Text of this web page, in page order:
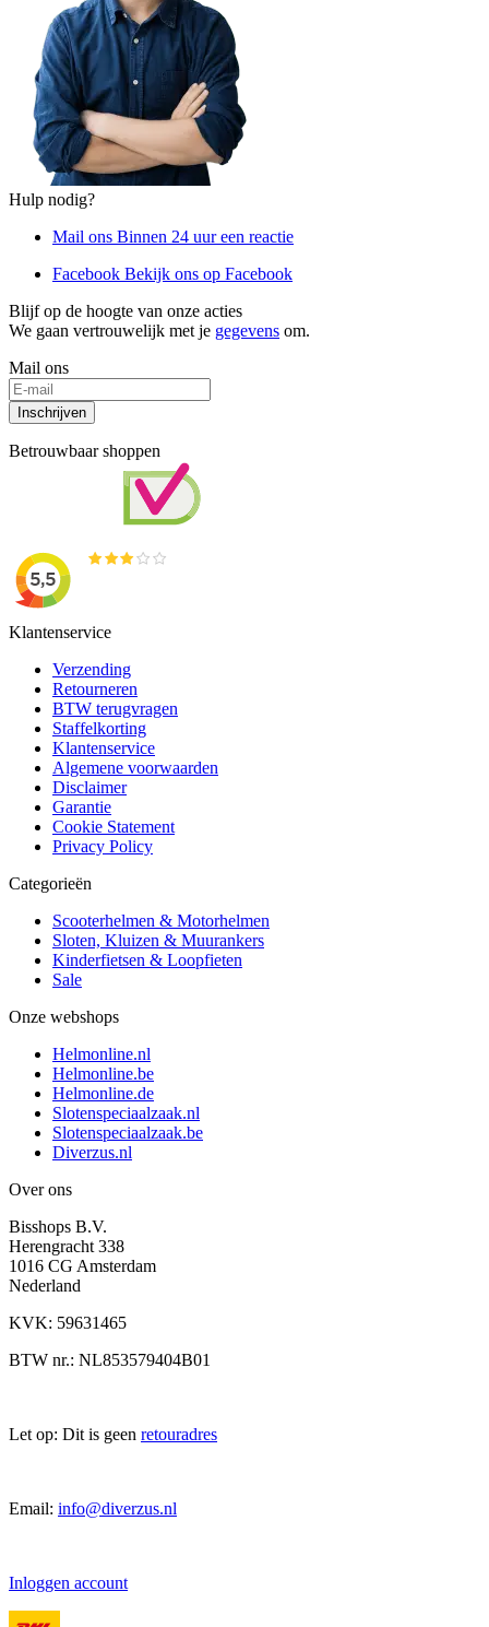
Hulp nodig?
Mail ons Binnen 24 uur een reactie
Facebook Bekijk ons op Facebook
Blijf op de hoogte van onze acties
We gaan vertrouwelijk met je gegevens om.
Mail ons
Inschrijven
Betrouwbaar shoppen
Klantenservice
Verzending
Retourneren
BTW terugvragen
Staffelkorting
Klantenservice
Algemene voorwaarden
Disclaimer
Garantie
Cookie Statement
Privacy Policy
Categorieën
Scooterhelmen & Motorhelmen
Sloten, Kluizen & Muurankers
Kinderfietsen & Loopfieten
Sale
Onze webshops
Helmonline.nl
Helmonline.be
Helmonline.de
Slotenspeciaalzaak.nl
Slotenspeciaalzaak.be
Diverzus.nl
Over ons
Bisshops B.V.
Herengracht 338
1016 CG Amsterdam
Nederland
KVK: 59631465
BTW nr.: NL853579404B01
Let op: Dit is geen retouradres
Email: info@diverzus.nl
Inloggen account